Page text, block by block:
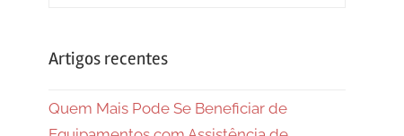
Artigos recentes
Quem Mais Pode Se Beneficiar de